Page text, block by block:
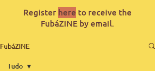
Register here to receive the
FubáZINE by email.
FubáZINE
Tudo